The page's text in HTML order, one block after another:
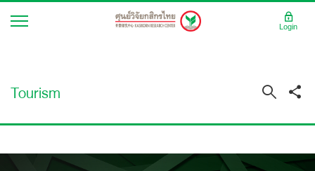
Tourism
Login